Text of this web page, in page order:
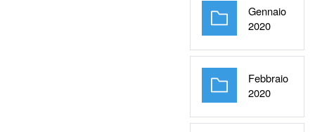
Gennaio
2020Cartella
Febbraio
2020Cartella